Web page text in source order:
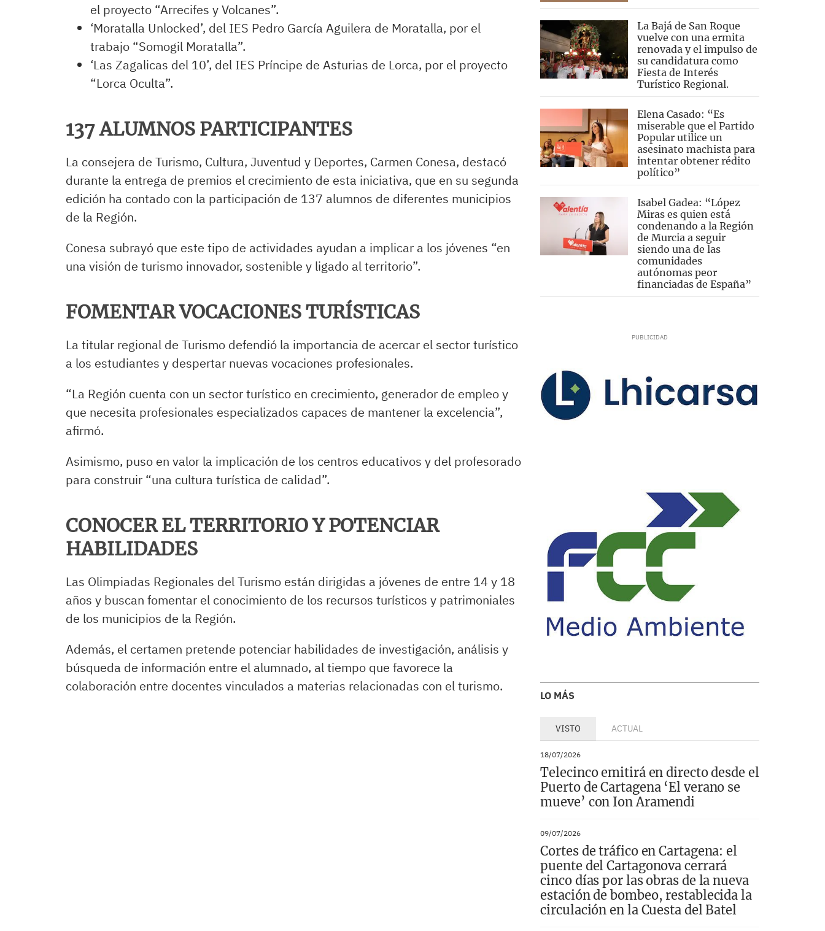
el proyecto “Arrecifes y Volcanes”.
‘Moratalla Unlocked’, del IES Pedro García Aguilera de Moratalla, por el
trabajo “Somogil Moratalla”.
‘Las Zagalicas del 10’, del IES Príncipe de Asturias de Lorca, por el proyecto
“Lorca Oculta”.
137 ALUMNOS PARTICIPANTES
La consejera de Turismo, Cultura, Juventud y Deportes, Carmen Conesa, destacó
durante la entrega de premios el crecimiento de esta iniciativa, que en su segunda
edición ha contado con la participación de 137 alumnos de diferentes municipios
de la Región.
Conesa subrayó que este tipo de actividades ayudan a implicar a los jóvenes “en
una visión de turismo innovador, sostenible y ligado al territorio”.
FOMENTAR VOCACIONES TURÍSTICAS
La titular regional de Turismo defendió la importancia de acercar el sector turístico
a los estudiantes y despertar nuevas vocaciones profesionales.
“La Región cuenta con un sector turístico en crecimiento, generador de empleo y
que necesita profesionales especializados capaces de mantener la excelencia”,
afirmó.
Asimismo, puso en valor la implicación de los centros educativos y del profesorado
para construir “una cultura turística de calidad”.
CONOCER EL TERRITORIO Y POTENCIAR
HABILIDADES
Las Olimpiadas Regionales del Turismo están dirigidas a jóvenes de entre 14 y 18
años y buscan fomentar el conocimiento de los recursos turísticos y patrimoniales
de los municipios de la Región.
Además, el certamen pretende potenciar habilidades de investigación, análisis y
búsqueda de información entre el alumnado, al tiempo que favorece la
colaboración entre docentes vinculados a materias relacionadas con el turismo.
La Bajá de San Roque
vuelve con una ermita
renovada y el impulso de
su candidatura como
Fiesta de Interés
Turístico Regional.
Elena Casado: “Es
miserable que el Partido
Popular utilice un
asesinato machista para
intentar obtener rédito
político”
Isabel Gadea: “López
Miras es quien está
condenando a la Región
de Murcia a seguir
siendo una de las
comunidades
autónomas peor
financiadas de España”
LO MÁS
VISTO ACTUAL
18/07/2026
Telecinco emitirá en directo desde el
Puerto de Cartagena ‘El verano se
mueve’ con Ion Aramendi
09/07/2026
Cortes de tráfico en Cartagena: el
puente del Cartagonova cerrará
cinco días por las obras de la nueva
estación de bombeo, restablecida la
circulación en la Cuesta del Batel